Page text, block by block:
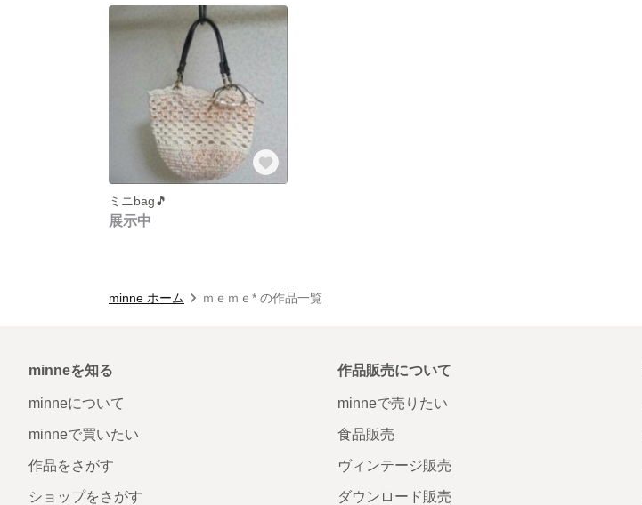
ミニbag🎵
展示中
minne ホーム ｍｅｍｅ* の作品一覧
minneを知る
minneについて
minneで買いたい
作品をさがす
ショップをさがす
作品販売について
minneで売りたい
食品販売
ヴィンテージ販売
ダウンロード販売